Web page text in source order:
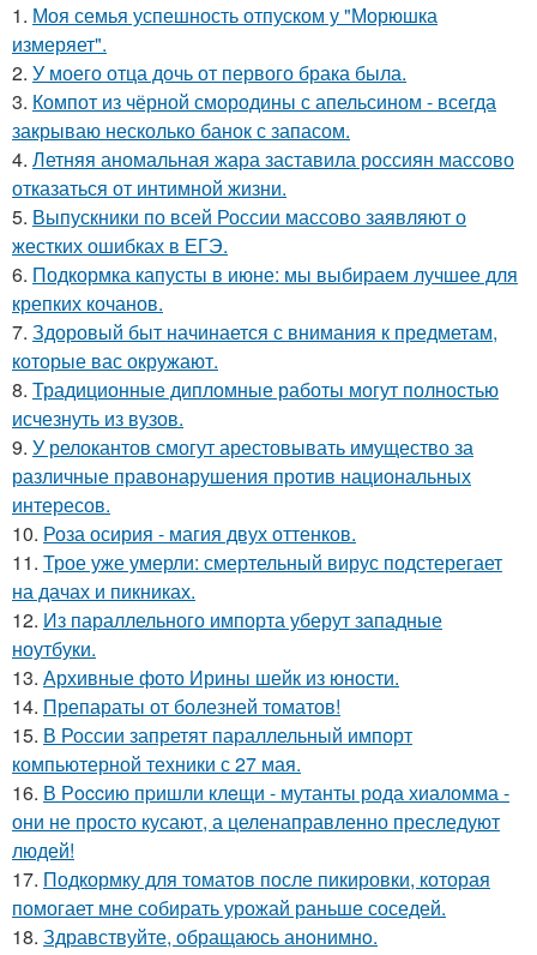
1. Моя семья успешность отпуском у "Морюшка
измеряет".
2. У моего отца дочь от первого брака была.
3. Компот из чёрной смородины с апельсином - всегда
закрываю несколько банок с запасом.
4. Летняя аномальная жара заставила россиян массово
отказаться от интимной жизни.
5. Выпускники по всей России массово заявляют о
жестких ошибках в ЕГЭ.
6. Подкормка капусты в июне: мы выбираем лучшее для
крепких кочанов.
7. Здоровый быт начинается с внимания к предметам,
которые вас окружают.
8. Традиционные дипломные работы могут полностью
исчезнуть из вузов.
9. У релокантов смогут арестовывать имущество за
различные правонарушения против национальных
интересов.
10. Роза осирия - магия двух оттенков.
11. Трое уже умерли: смертельный вирус подстерегает
на дачах и пикниках.
12. Из параллельного импорта уберут западные
ноутбуки.
13. Архивные фото Ирины шейк из юности.
14. Препараты от болезней томатов!
15. В России запретят параллельный импорт
компьютерной техники с 27 мая.
16. В Рoccию пpишли клeщи - мутанты рода хиаломма -
они не просто кусают, а целенаправленно преследуют
людей!
17. Подкормку для томатов после пикировки, которая
помогает мне собирать урожай раньше соседей.
18. Здравствуйте, oбращаюсь анoнимнo.